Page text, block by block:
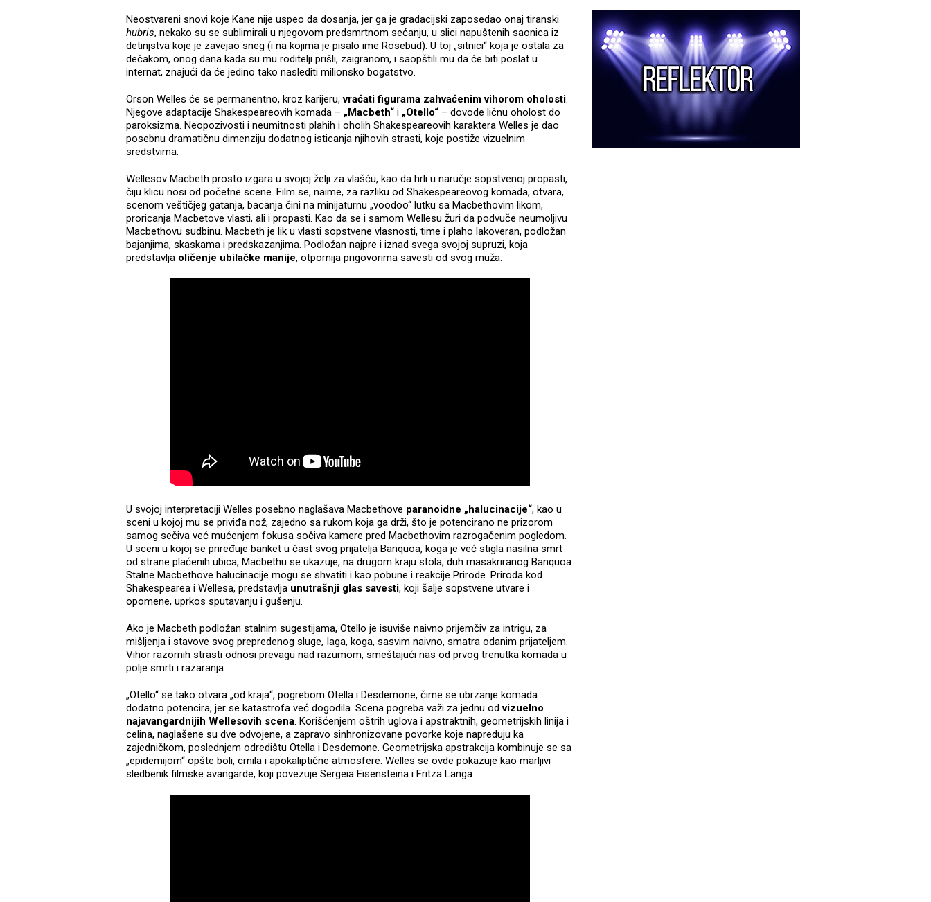
Neostvareni snovi koje Kane nije uspeo da dosanja, jer ga je gradacijski zaposedao onaj tiranski
hubris, nekako su se sublimirali u njegovom predsmrtnom sećanju, u slici napuštenih saonica iz
detinjstva koje je zavejao sneg (i na kojima je pisalo ime Rosebud). U toj „sitnici“ koja je ostala za
dečakom, onog dana kada su mu roditelji prišli, zaigranom, i saopštili mu da će biti poslat u
internat, znajući da će jedino tako naslediti milionsko bogatstvo.
Orson Welles će se permanentno, kroz karijeru,vraćati figurama zahvaćenim vihorom oholosti.
Njegove adaptacije Shakespeareovih komada – „Macbeth“ i „Otello“ – dovode ličnu oholost do
paroksizma. Neopozivosti i neumitnosti plahih i oholih Shakespeareovih karaktera Welles je dao
posebnu dramatičnu dimenziju dodatnog isticanja njihovih strasti, koje postiže vizuelnim
sredstvima.
Wellesov Macbeth prosto izgara u svojoj želji za vlašću, kao da hrli u naručje sopstvenoj propasti,
čiju klicu nosi od početne scene. Film se, naime, za razliku od Shakespeareovog komada, otvara,
scenom veštičjeg gatanja, bacanja čini na minijaturnu „voodoo“ lutku sa Macbethovim likom,
proricanja Macbetove vlasti, ali i propasti. Kao da se i samom Wellesu žuri da podvuče neumoljivu
Macbethovu sudbinu. Macbeth je lik u vlasti sopstvene vlasnosti, time i plaho lakoveran, podložan
bajanjima, skaskama i predskazanjima. Podložan najpre i iznad svega svojoj supruzi, koja
predstavlja oličenje ubilačke manije, otpornija prigovorima savesti od svog muža.
U svojoj interpretaciji Welles posebno naglašava Macbethove paranoidne „halucinacije“, kao u
sceni u kojoj mu se priviđa nož, zajedno sa rukom koja ga drži, što je potencirano ne prizorom
samog sečiva već mućenjem fokusa sočiva kamere pred Macbethovim razrogačenim pogledom.
U sceni u kojoj se priređuje banket u čast svog prijatelja Banquoa, koga je već stigla nasilna smrt
od strane plaćenih ubica, Macbethu se ukazuje, na drugom kraju stola, duh masakriranog Banquoa.
Stalne Macbethove halucinacije mogu se shvatiti i kao pobune i reakcije Prirode. Priroda kod
Shakespearea i Wellesa, predstavlja unutrašnji glas savesti, koji šalje sopstvene utvare i
opomene, uprkos sputavanju i gušenju.
Ako je Macbeth podložan stalnim sugestijama, Otello je isuviše naivno prijemčiv za intrigu, za
mišljenja i stavove svog prepredenog sluge, Iaga, koga, sasvim naivno, smatra odanim prijateljem.
Vihor razornih strasti odnosi prevagu nad razumom, smeštajući nas od prvog trenutka komada u
polje smrti i razaranja.
„Otello“ se tako otvara „od kraja“, pogrebom Otella i Desdemone, čime se ubrzanje komada
dodatno potencira, jer se katastrofa već dogodila. Scena pogreba važi za jednu odvizuelno
najavangardnijih Wellesovih scena. Korišćenjem oštrih uglova i apstraktnih, geometrijskih linija i
celina, naglašene su dve odvojene, a zapravo sinhronizovane povorke koje napreduju ka
zajedničkom, poslednjem odredištu Otella i Desdemone. Geometrijska apstrakcija kombinuje se sa
„epidemijom“ opšte boli, crnila i apokaliptične atmosfere. Welles se ovde pokazuje kao marljivi
sledbenik filmske avangarde, koji povezuje Sergeia Eisensteina i Fritza Langa.